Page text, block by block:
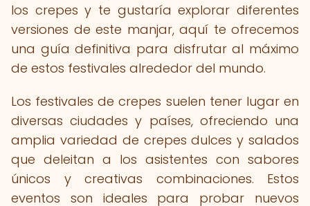
los crepes y te gustaría explorar diferentes
versiones de este manjar, aquí te ofrecemos
una guía definitiva para disfrutar al máximo
de estos festivales alrededor del mundo.
Los festivales de crepes suelen tener lugar en
diversas ciudades y países, ofreciendo una
amplia variedad de crepes dulces y salados
que deleitan a los asistentes con sabores
únicos y creativas combinaciones. Estos
eventos son ideales para probar nuevos